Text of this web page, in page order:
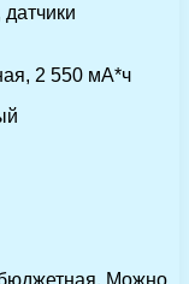
2 550 мА*ч
Можно